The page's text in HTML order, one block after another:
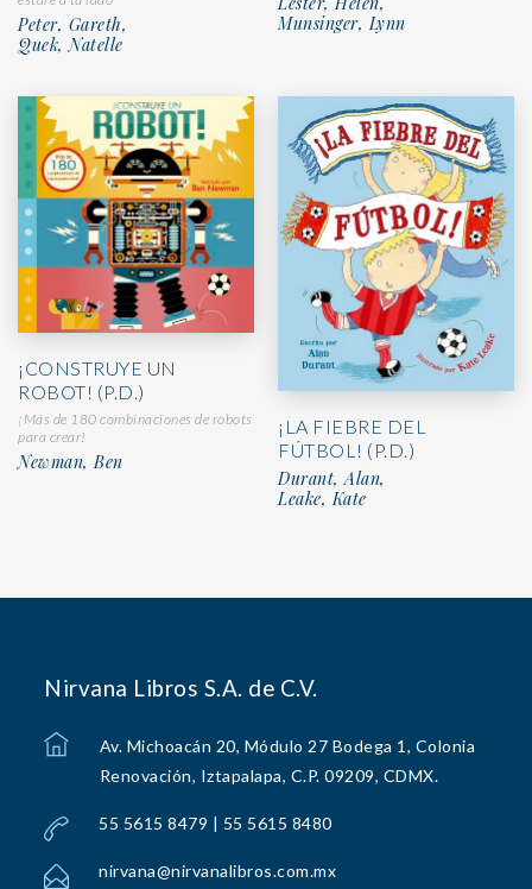
Peter, Gareth,
Quek, Natelle
Munsinger, Lynn
¡CONSTRUYE UN
ROBOT! (P.D.)
¡Más de 180 combinaciones de robots
para crear!
Newman, Ben
¡LA FIEBRE DEL
FÚTBOL! (P.D.)
Durant, Alan,
Leake, Kate
Nirvana Libros S.A. de C.V.
Av. Michoacán 20, Módulo 27 Bodega 1, Colonia
Renovación, Iztapalapa, C.P. 09209, CDMX.
55 5615 8479 | 55 5615 8480
nirvana@nirvanalibros.com.mx